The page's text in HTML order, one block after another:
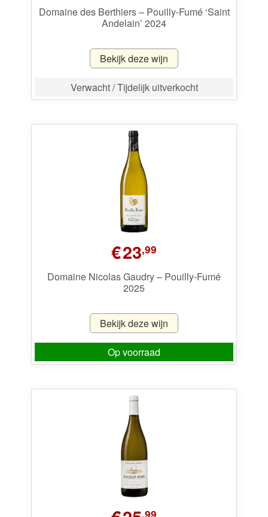
Domaine des Berthiers – Pouilly-Fumé ‘Saint
Andelain’ 2024
Bekijk deze wijn
Verwacht / Tijdelijk uitverkocht
€23,99
Domaine Nicolas Gaudry – Pouilly-Fumé
2025
Bekijk deze wijn
Op voorraad
,99